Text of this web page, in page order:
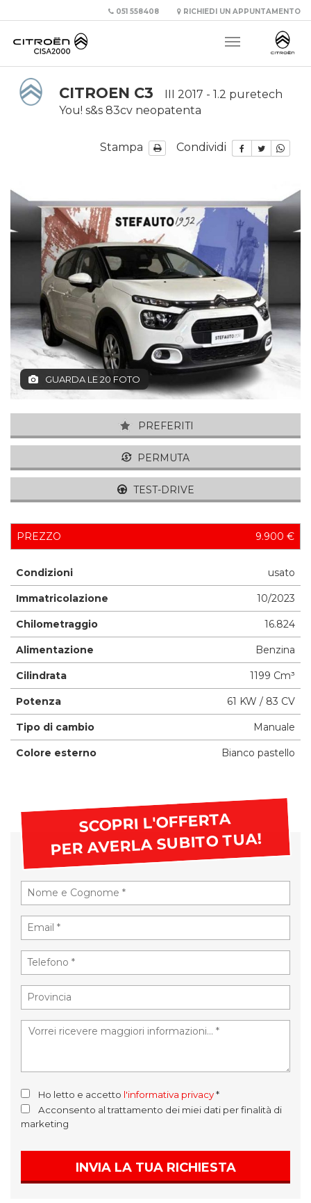
051 558408 RICHIEDI UN APPUNTAMENTO
CITROEN C3
III 2017 - 1.2 puretech
You! s&s 83cv neopatenta
Stampa Condividi
GUARDA LE 20 FOTO
PREFERITI
PERMUTA
TEST-DRIVE
PREZZO 9.900 €
Condizioni usato
Immatricolazione 10/2023
Chilometraggio 16.824
Alimentazione Benzina
Cilindrata 1199 Cm³
Potenza 61 KW / 83 CV
Tipo di cambio Manuale
Colore esterno Bianco pastello
SCOPRI L'OFFERTA
PER AVERLA SUBITO TUA!
Ho letto e accetto l'informativa privacy*
Acconsento al trattamento dei miei dati per finalità di
marketing
INVIA LA TUA RICHIESTA